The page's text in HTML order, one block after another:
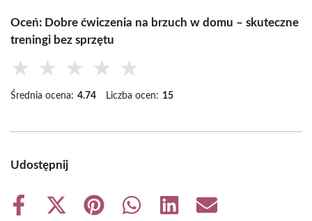
Oceń: Dobre ćwiczenia na brzuch w domu – skuteczne
treningi bez sprzętu
★ ★ ★ ★ ★
Średnia ocena: 4.74 Liczba ocen: 15
Udostępnij
Share
Share
Share
Share
Share
Share